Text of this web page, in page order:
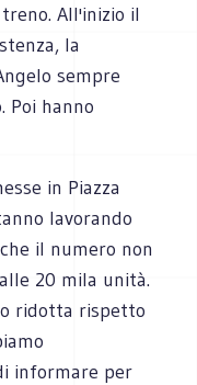
All'inizio il
la
sempre
Poi hanno
in Piazza
lavorando
il numero non
20 mila unità.
ridotta rispetto
informare per